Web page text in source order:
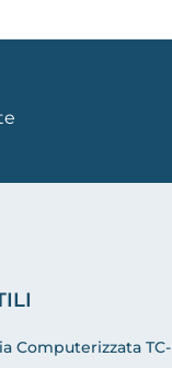
Computerizzata TC-